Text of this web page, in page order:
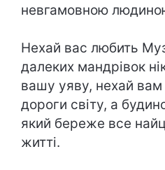
невгамовною
Нехай вас любить
далеких мандрівок
вашу уяву, нехай вам
дороги світу, а
який береже все
житті.